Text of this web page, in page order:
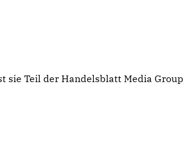
Teil der Handelsblatt Media